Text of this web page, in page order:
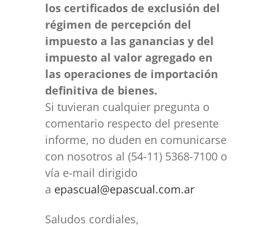
los certificados de exclusión del
régimen de percepción del
impuesto a las ganancias y del
impuesto al valor agregado en
las operaciones de importación
definitiva de bienes.
Si tuvieran cualquier pregunta o
comentario respecto del presente
informe, no duden en comunicarse
con nosotros al (54-11) 5368-7100 o
vía e-mail dirigido
a epascual@epascual.com.ar
Saludos cordiales,